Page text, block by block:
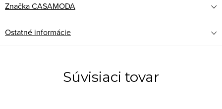
ZnačkaCASAMODA
Ostatné informácie
Súvisiaci tovar